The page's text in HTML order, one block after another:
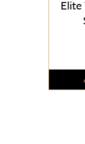
Elite